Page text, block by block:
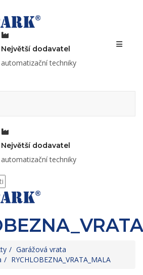
Toggle
Největší dodavatel
automatizační techniky
Největší dodavatel
automatizační techniky
Garážová vrata
RYCHLOBEZNA_VRATA_MALA